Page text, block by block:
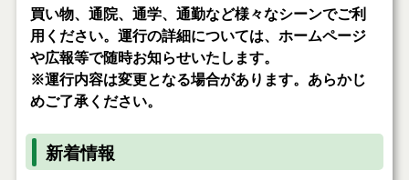
買い物、通院、通学、通勤など様々なシーンでご利
用ください。 運行の詳細については、ホームページ
や広報等で随時お知らせいたします。
※運行内容は変更となる場合があります。あらかじ
めご了承ください。
新着情報